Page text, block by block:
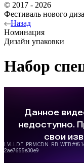
© 2017 - 2026
Фестиваль нового
Назад
Номинация
Дизайн упаковки
Набор